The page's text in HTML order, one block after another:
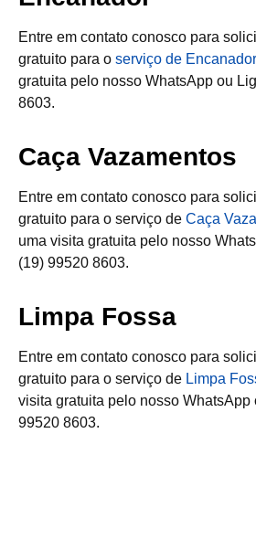
Entre em contato conosco para
gratuito para o serviço de Encanador
gratuita pelo nosso WhatsApp ou
8603.
Caça Vazamentos
Entre em contato conosco para
gratuito para o serviço de Caça
uma visita gratuita pelo nosso
(19) 99520 8603.
Limpa Fossa
Entre em contato conosco para
gratuito para o serviço de Limpa
visita gratuita pelo nosso WhatsApp
99520 8603.